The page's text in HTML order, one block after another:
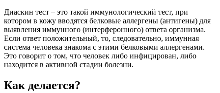
Диаскин тест – это такой иммунологический тест, при
котором в кожу вводятся белковые аллергены (антигены) для
выявления иммунного (интерферонного) ответа организма.
Если ответ положительный, то, следовательно, иммунная
система человека знакома с этими белковыми аллергенами.
Это говорит о том, что человек либо инфицирован, либо
находится в активной стадии болезни.
Как делается?